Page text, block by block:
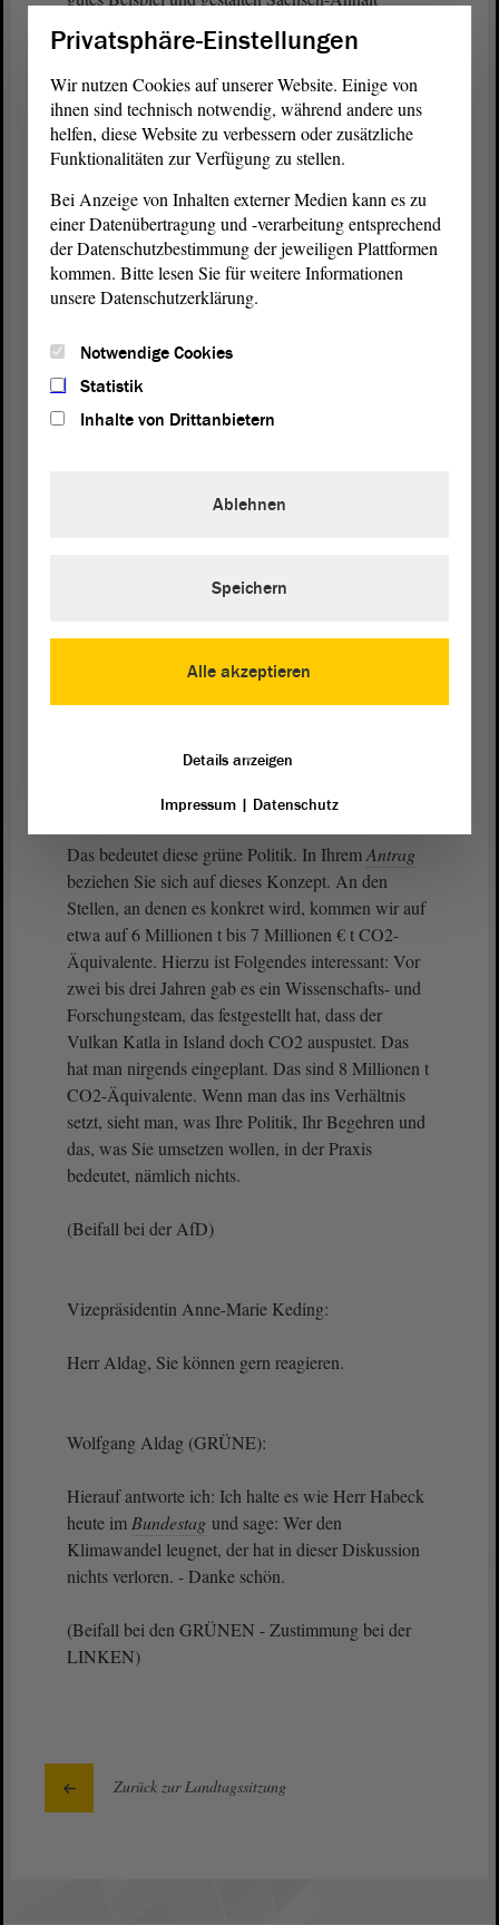
Dank.
(Beifall bei den GRÜNEN)
Herr Aldag, vielen Dank. Es gibt eine Intervention
von Herrn Köhler. - Herr Köhler, bitte.
Gordon Köhler (AfD):
Vielen Dank, Frau Präsidentin! Ich kann leider
nicht anders.
wird. Ich breche einmal herunter, was das Ganze
GEG beschlossen. Im besten Szenario, so hat es das
Öko-Institut ermittelt, sparen wir bis 2030 bis zu 39
(Lachen bei der AfD)
Das bedeutet diese grüne Politik. In IhremAntrag
beziehen Sie sich auf dieses Konzept. An den
Stellen, an denen es konkret wird, kommen wir auf
etwa auf 6 Millionen t bis 7 Millionen € t CO2-
Äquivalente. Hierzu ist Folgendes interessant: Vor
zwei bis drei Jahren gab es ein Wissenschafts- und
Forschungsteam, das festgestellt hat, dass der
Vulkan Katla in Island doch CO2 auspustet. Das
hat man nirgends eingeplant. Das sind 8 Millionen t
CO2-Äquivalente. Wenn man das ins Verhältnis
setzt, sieht man, was Ihre Politik, Ihr Begehren und
das, was Sie umsetzen wollen, in der Praxis
bedeutet, nämlich nichts.
(Beifall bei der AfD)
Vizepräsidentin Anne-Marie Keding:
Herr Aldag, Sie können gern reagieren.
Wolfgang Aldag (GRÜNE):
Hierauf antworte ich: Ich halte es wie Herr Habeck
heute im Bundestag und sage: Wer den
Klimawandel leugnet, der hat in dieser Diskussion
nichts verloren. - Danke schön.
(Beifall bei den GRÜNEN - Zustimmung bei der
LINKEN)
Zurück zur Landtagssitzung
Privatsphäre-Einstellungen
Wir nutzen Cookies auf unserer Website. Einige von
ihnen sind technisch notwendig, während andere uns
helfen, diese Website zu verbessern oder zusätzliche
Funktionalitäten zur Verfügung zu stellen.
Bei Anzeige von Inhalten externer Medien kann es zu
einer Datenübertragung und -verarbeitung entsprechend
der Datenschutzbestimmung der jeweiligen Plattformen
kommen. Bitte lesen Sie für weitere Informationen
unsere Datenschutzerklärung.
Notwendige Cookies
Statistik
Inhalte von Drittanbietern
Alle akzeptieren
Ablehnen
Speichern
Details anzeigen
Impressum| Datenschutz